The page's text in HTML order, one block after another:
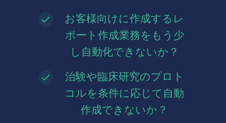
お客様向けに作成するレ
ポート作成業務をもう少
し自動化できないか？
治験や臨床研究のプロト
コルを条件に応じて自動
作成できないか？